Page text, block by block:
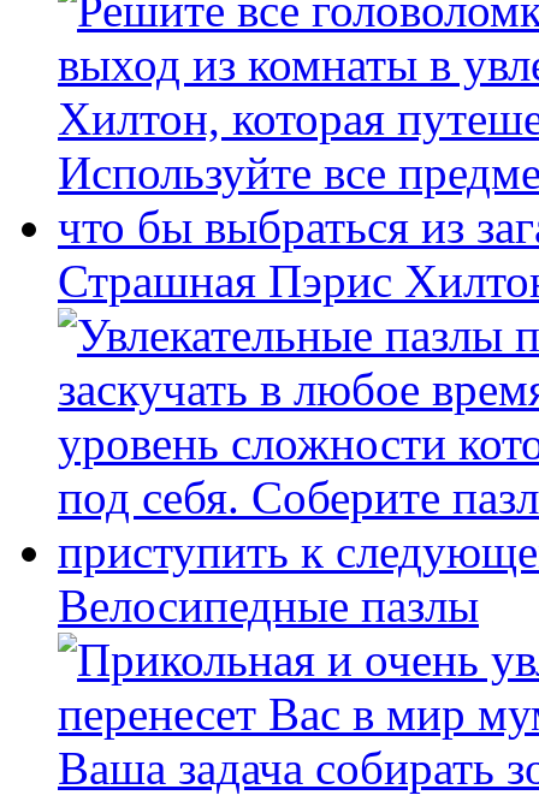
Страшная Пэрис
Велосипедные пазлы